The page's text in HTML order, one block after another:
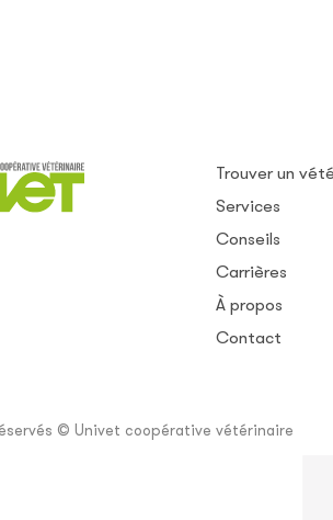
Trouver un
Services
Conseils
Carrières
À propos
Contact
© Univet coopérative vétérinaire